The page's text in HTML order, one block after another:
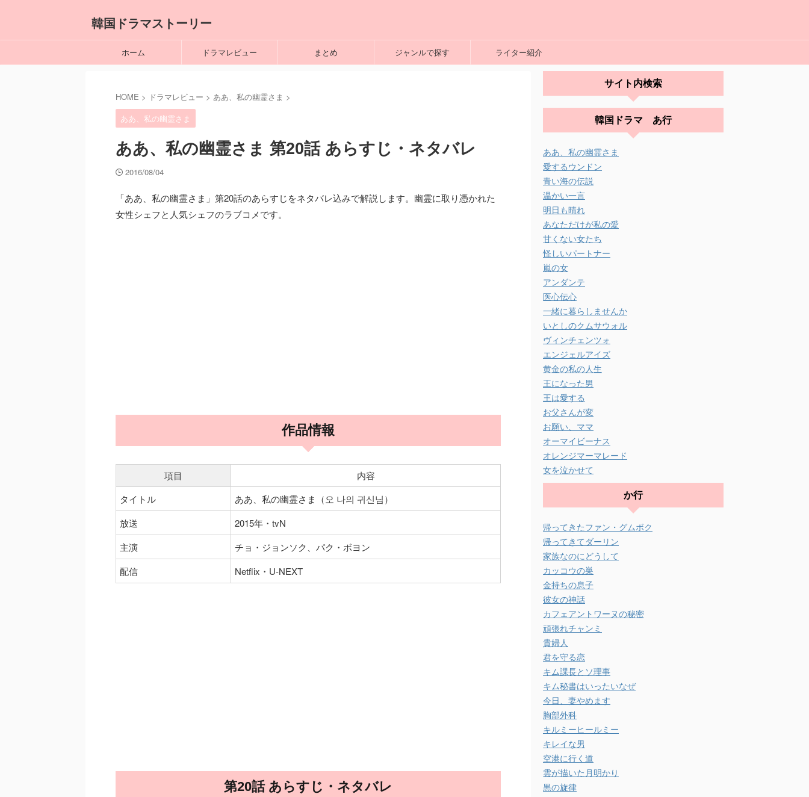
韓国ドラマストーリー
ホーム ドラマレビュー まとめ ジャンルで探す ライター紹介
HOME > ドラマレビュー > ああ、私の幽霊さま >
ああ、私の幽霊さま
ああ、私の幽霊さま 第20話 あらすじ・ネタバレ
2016/08/04
「ああ、私の幽霊さま」第20話のあらすじをネタバレ込みで解説します。幽霊に取り憑かれた
女性シェフと人気シェフのラブコメです。
作品情報
項目
内容
タイトル
ああ、私の幽霊さま（오 나의 귀신님）
放送
2015年・tvN
主演
チョ・ジョンソク、パク・ボヨン
配信
Netflix・U-NEXT
第20話 あらすじ・ネタバレ
サイト内検索
韓国ドラマ あ行
ああ、私の幽霊さま
愛するウンドン
青い海の伝説
温かい一言
明日も晴れ
あなただけが私の愛
甘くない女たち
怪しいパートナー
嵐の女
アンダンテ
医心伝心
一緒に暮らしませんか
いとしのクムサウォル
ヴィンチェンツォ
エンジェルアイズ
黄金の私の人生
王になった男
王は愛する
お父さんが変
お願い、ママ
オーマイビーナス
オレンジマーマレード
女を泣かせて
か行
帰ってきたファン・グムボク
帰ってきてダーリン
家族なのにどうして
カッコウの巣
金持ちの息子
彼女の神話
カフェアントワーヌの秘密
頑張れチャンミ
貴婦人
君を守る恋
キム課長とソ理事
キム秘書はいったいなぜ
今日、妻やめます
胸部外科
キルミーヒールミー
キレイな男
空港に行く道
雲が描いた月明かり
黒の旋律